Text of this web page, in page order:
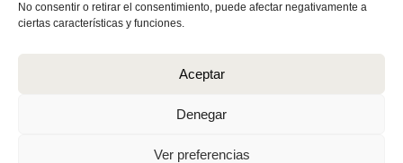
No consentir o retirar el consentimiento, puede afectar negativamente a
ciertas características y funciones.
Aceptar
Denegar
Ver preferencias
solicitamos su autorización para ofrecerle productos y servicios relacionados